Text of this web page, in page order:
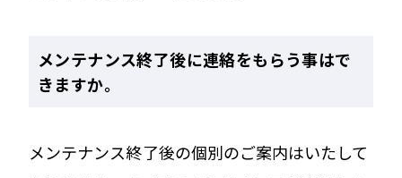
メンテナンス終了後に連絡をもらう事はで
きますか。
メンテナンス終了後の個別のご案内はいたして